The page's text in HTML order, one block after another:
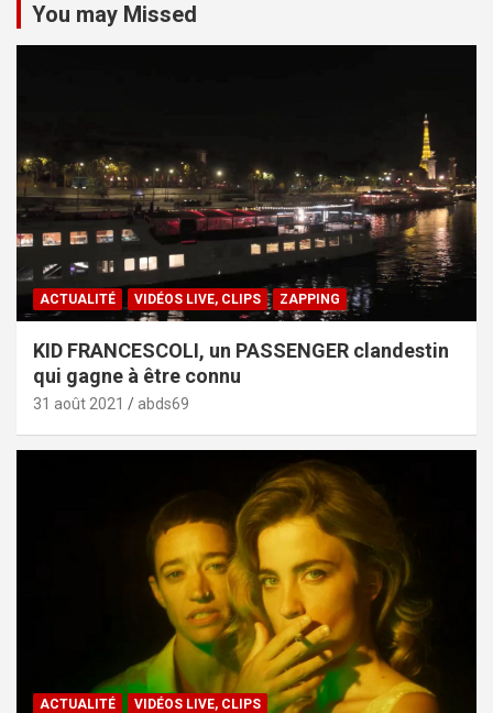
You may Missed
ACTUALITÉ VIDÉOS LIVE, CLIPS ZAPPING
KID FRANCESCOLI, un PASSENGER clandestin
qui gagne à être connu
31 août 2021 abds69
ACTUALITÉ VIDÉOS LIVE, CLIPS